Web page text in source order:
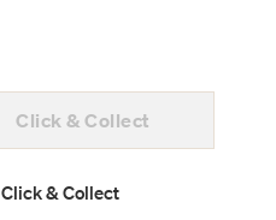
Click & Collect
Click & Collect